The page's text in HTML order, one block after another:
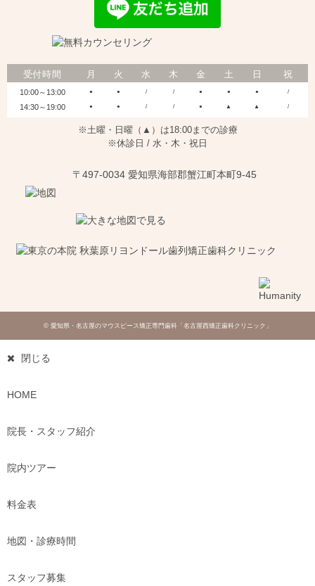
受付時間 月 火 水 木 金 土 日 祝
10:00～13:00 ● ● / / ● ● ● /
14:30～19:00 ● ● / / ● ▲ ▲ /
※土曜・日曜（▲）は18:00までの診療
※休診日 / 水・木・祝日
〒497-0034 愛知県海部郡蟹江町本町9-45
© 愛知県・名古屋のマウスピース矯正専門歯科「名古屋西矯正歯科クリニック」
閉じる
HOME
院長・スタッフ紹介
院内ツアー
料金表
地図・診療時間
スタッフ募集